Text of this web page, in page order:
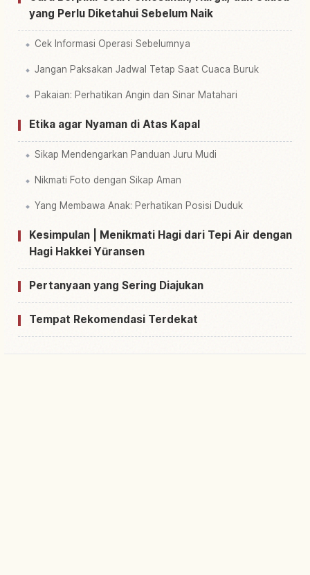
yang Perlu Diketahui Sebelum Naik
Cek Informasi Operasi Sebelumnya
Jangan Paksakan Jadwal Tetap Saat Cuaca Buruk
Pakaian: Perhatikan Angin dan Sinar Matahari
Etika agar Nyaman di Atas Kapal
Sikap Mendengarkan Panduan Juru Mudi
Nikmati Foto dengan Sikap Aman
Yang Membawa Anak: Perhatikan Posisi Duduk
Kesimpulan | Menikmati Hagi dari Tepi Air dengan
Hagi Hakkei Yūransen
Pertanyaan yang Sering Diajukan
Tempat Rekomendasi Terdekat